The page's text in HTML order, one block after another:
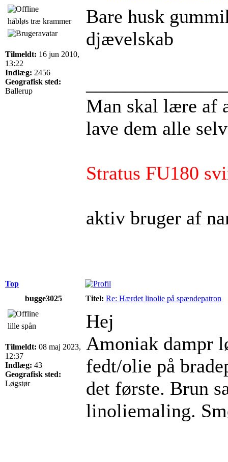
håbløs træ krammer
Tilmeldt: 16 jun 2010,
13:22
Indlæg: 2456
Geografisk sted:
Ballerup
Bare husk
djævelskab
Man skal lære af
lave dem alle selv
Stratus FU180
aktiv bruger af
Top
bugge3025
Titel: Re: Hærdet linolie på spændepatron
lille spån
Tilmeldt: 08 maj 2023,
12:37
Indlæg: 43
Geografisk sted:
Løgstør
Hej
Amoniak dampr
fedt/olie på
det første. Brun
linoliemaling.